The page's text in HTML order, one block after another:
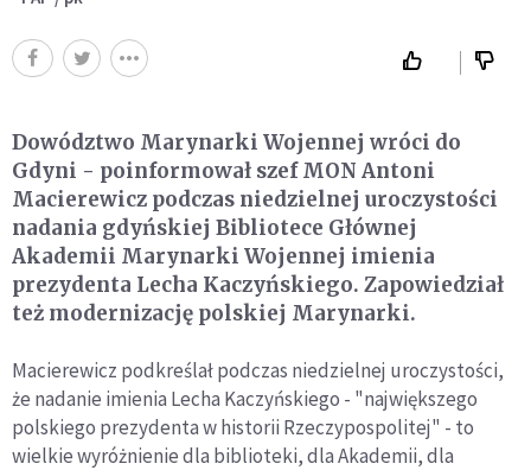
Dowództwo Marynarki Wojennej wróci do
Gdyni - poinformował szef MON Antoni
Macierewicz podczas niedzielnej uroczystości
nadania gdyńskiej Bibliotece Głównej
Akademii Marynarki Wojennej imienia
prezydenta Lecha Kaczyńskiego. Zapowiedział
też modernizację polskiej Marynarki.
Macierewicz podkreślał podczas niedzielnej uroczystości,
że nadanie imienia Lecha Kaczyńskiego - "największego
polskiego prezydenta w historii Rzeczypospolitej" - to
wielkie wyróżnienie dla biblioteki, dla Akademii, dla